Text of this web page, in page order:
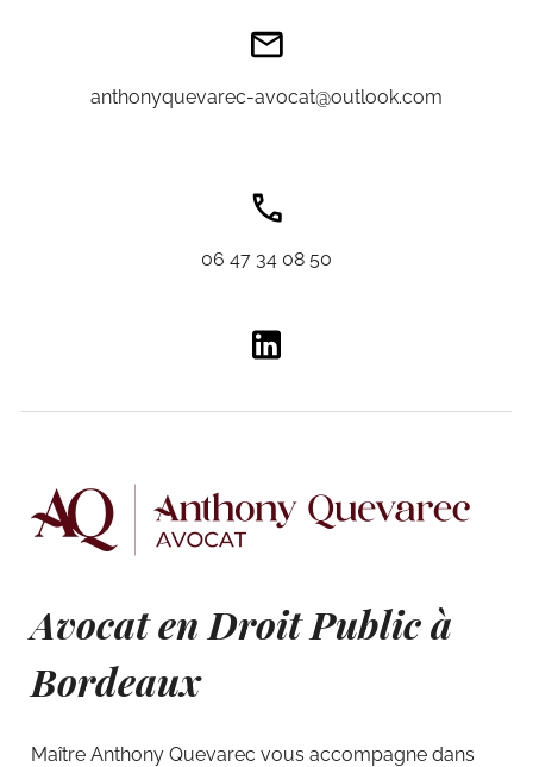
anthonyquevarec-avocat@outlook.com
06 47 34 08 50
Avocat en Droit Public à
Bordeaux
Maître Anthony Quevarec vous accompagne dans